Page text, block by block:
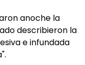
anoche la
describieron la
e infundada